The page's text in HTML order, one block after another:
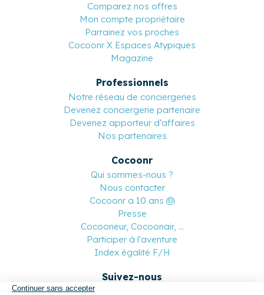
Comparez nos offres
Mon compte propriétaire
Parrainez vos proches
Cocoonr X Espaces Atypiques
Magazine
Professionnels
Notre réseau de conciergeries
Devenez conciergerie partenaire
Devenez apporteur d’affaires
Nos partenaires
Cocoonr
Qui sommes-nous ?
Nous contacter
Cocoonr a 10 ans 🎂
Presse
Cocooneur, Cocoonair, ...
Participer à l'aventure
Index égalité F/H
Suivez-nous